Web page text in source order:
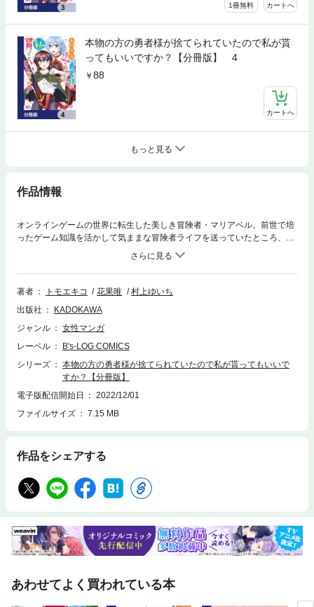
1冊無料 カートへ
本物の方の勇者様が捨てられていたので私が貰
ってもいいですか？【分冊版】 4
88
カートへ
もっと見る
作品情報
オンラインゲームの世界に転生した美しき冒険者・マリアベル。前世で培
ったゲーム知識を活かして気ままな冒険者ライフを送っていたところ、異
世界から召喚された勇者候補の少年たちを目にする。本物の勇者は、二人
のうち一人……それなのに本物の方を偽者扱いするってどういうこと!?
耐えきれなくなったマリアベルが取った行動は―― 分冊版第10弾。※本
作品は単行本を分割したもので、本編内容は同一のものとなります。重複
著者 トモエキコ 花果唯
村上ゆいち
出版社
KADOKAWA
ジャンル
女性マンガ
レーベル
B's-LOG COMICS
シリーズ
本物の方の勇者様が捨てられていたので私が貰ってもいいで
すか？【分冊版】
電子版配信開始日
2022/12/01
ファイルサイズ
7.15 MB
作品をシェアする
あわせてよく買われている本